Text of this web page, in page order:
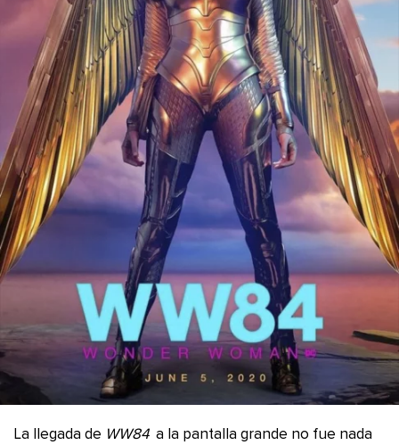
La llegada de WW84 a la pantalla grande no fue nada